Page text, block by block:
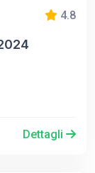
4.8
Dettagli